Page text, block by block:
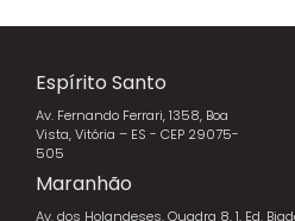
Espírito Santo
Av. Fernando Ferrari, 1358, Boa
Vista, Vitória – ES - CEP 29075-
505
Maranhão
Av. dos Holandeses, Quadra 8, 1, Ed.